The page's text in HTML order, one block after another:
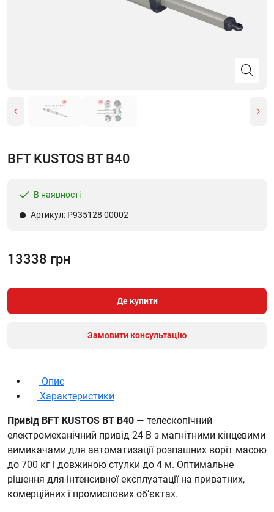
BFT KUSTOS BT B40
В наявності
Артикул: P935128 00002
13338 грн
Де купити
Замовити консультацію
Опис
Характеристики
Привід BFT KUSTOS BT B40 — телескопічний
електромеханічний привід 24 В з магнітними кінцевими
вимикачами для автоматизації розпашних воріт масою
до 700 кг і довжиною стулки до 4 м. Оптимальне
рішення для інтенсивної експлуатації на приватних,
комерційних і промислових об’єктах.